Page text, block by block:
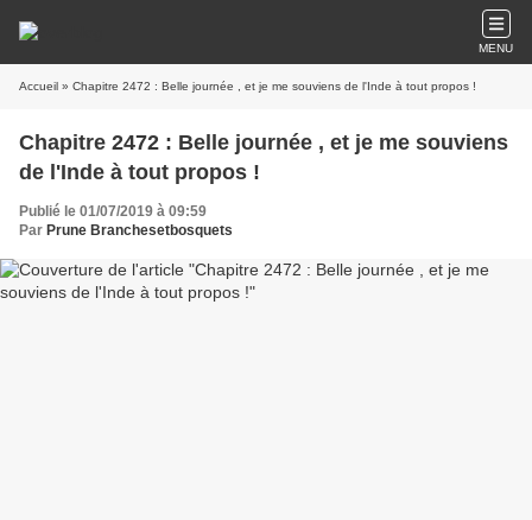
MENU
Accueil » Chapitre 2472 : Belle journée , et je me souviens de l'Inde à tout propos !
Chapitre 2472 : Belle journée , et je me souviens
de l'Inde à tout propos !
Publié le 01/07/2019 à 09:59
Par Prune Branchesetbosquets